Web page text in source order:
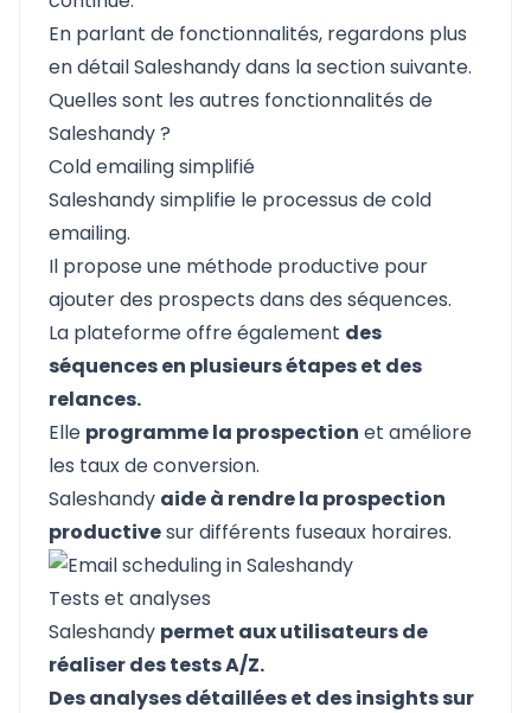
En parlant de fonctionnalités, regardons plus
en détail Saleshandy dans la section suivante.
Quelles sont les autres fonctionnalités de
Saleshandy ?
Cold emailing simplifié
Saleshandy simplifie le processus de cold
emailing.
Il propose une méthode productive pour
ajouter des prospects dans des séquences.
La plateforme offre également des
séquences en plusieurs étapes et des
relances.
Elle programme la prospection et améliore
les taux de conversion.
Saleshandy aide à rendre la prospection
productivesur différents fuseaux horaires.
Tests et analyses
Saleshandy permet aux utilisateurs de
réaliser des tests A/Z.
Des analyses détaillées et des insights sur